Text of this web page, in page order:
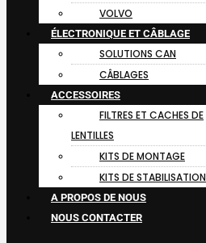
VOLVO
ÉLECTRONIQUE ET CÂBLAGE
SOLUTIONS CAN
CÂBLAGES
ACCESSOIRES
FILTRES ET CACHES DE
LENTILLES
KITS DE MONTAGE
KITS DE STABILISATION
A PROPOS DE NOUS
NOUS CONTACTER